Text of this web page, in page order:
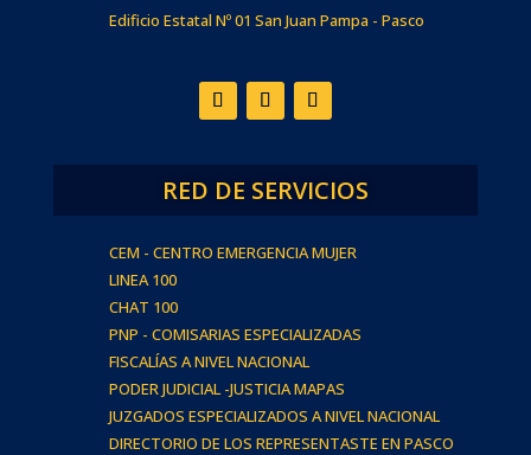
Edificio Estatal Nº 01 San Juan Pampa - Pasco
RED DE SERVICIOS
CEM - CENTRO EMERGENCIA MUJER
LINEA 100
CHAT 100
PNP - COMISARIAS ESPECIALIZADAS
FISCALÍAS A NIVEL NACIONAL
PODER JUDICIAL -JUSTICIA MAPAS
JUZGADOS ESPECIALIZADOS A NIVEL NACIONAL
DIRECTORIO DE LOS REPRESENTASTE EN PASCO